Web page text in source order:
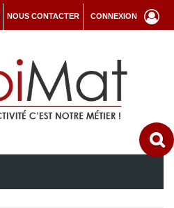
CONNEXION
NOUS CONTACTER